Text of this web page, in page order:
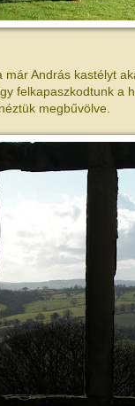
már András kastélyt
felkapaszkodtunk a
megbűvölve.